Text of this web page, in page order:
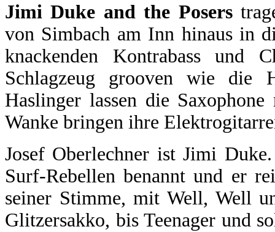
Jimi Duke and the Posers
von Simbach am Inn hinaus in
knackenden Kontrabass und
Schlagzeug grooven wie die
Haslinger lassen die
Wanke bringen ihre
Josef Oberlechner ist Jimi
Surf-Rebellen benannt und er
seiner Stimme, mit Well, Well
Glitzersakko, bis Teenager und